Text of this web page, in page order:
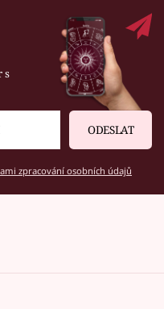
s
ODESLAT
zpracování osobních údajů